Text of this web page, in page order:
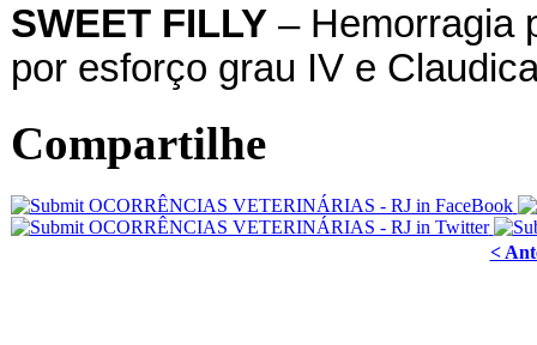
SWEET FILLY– Hemorragia
por esforço grau IV e
Compartilhe
<